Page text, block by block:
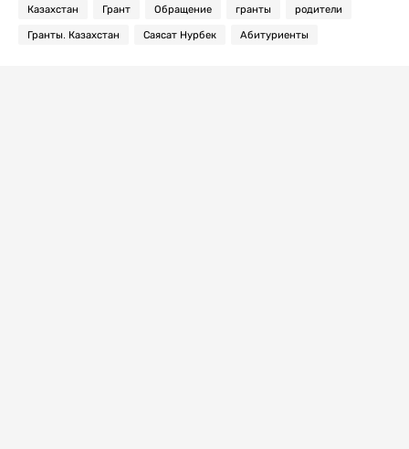
Казахстан Грант Обращение гранты родители
Гранты. Казахстан Саясат Нурбек Абитуриенты